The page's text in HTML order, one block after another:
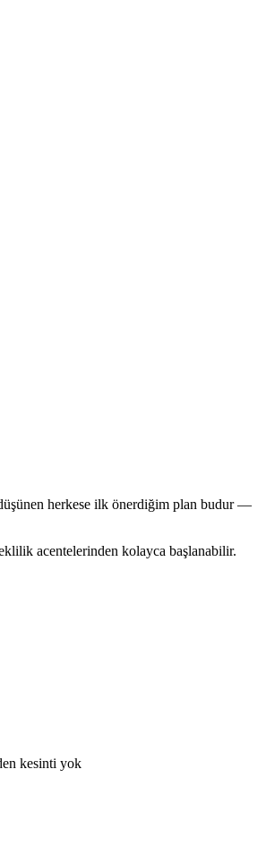
herkese ilk önerdiğim plan budur —
acentelerinden kolayca başlanabilir.
kesinti yok